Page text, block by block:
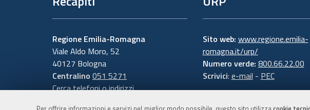
Regione Emilia-Romagna
Viale Aldo Moro, 52
40127 Bologna
Centralino 051 5271
Cerca telefoni o indirizzi
Sito web: www.regione.emilia-
romagna.it/urp/
Numero verde: 800.66.22.00
Scrivici: e-mail - PEC